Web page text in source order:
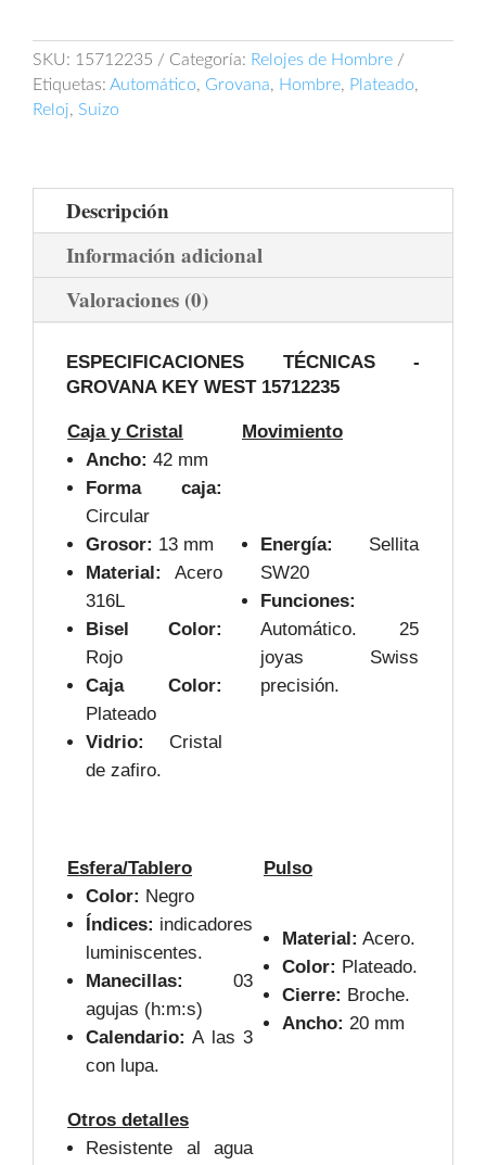
SKU: 15712235 Categoría: Relojes de Hombre
Etiquetas: Automático, Grovana, Hombre, Plateado,
Reloj, Suizo
Descripción
Información adicional
Valoraciones (0)
ESPECIFICACIONES TÉCNICAS -
GROVANA KEY WEST 15712235
Caja y Cristal
Movimiento
Ancho: 42 mm
Forma caja:
Circular
Grosor: 13 mm
Material:
Acero
316L
Bisel Color:
Rojo
Caja Color:
Plateado
Vidrio:
Cristal
de zafiro.
Energía:
Sellita
SW20
Funciones:
Automático. 25
joyas Swiss
precisión.
Esfera/Tablero
Pulso
Color: Negro
Índices: indicadores
luminiscentes.
Manecillas:
03
agujas (h:m:s)
Calendario: A las 3
con lupa.
Material: Acero.
Color: Plateado.
Cierre: Broche.
Ancho: 20 mm
Otros detalles
Resistente al agua